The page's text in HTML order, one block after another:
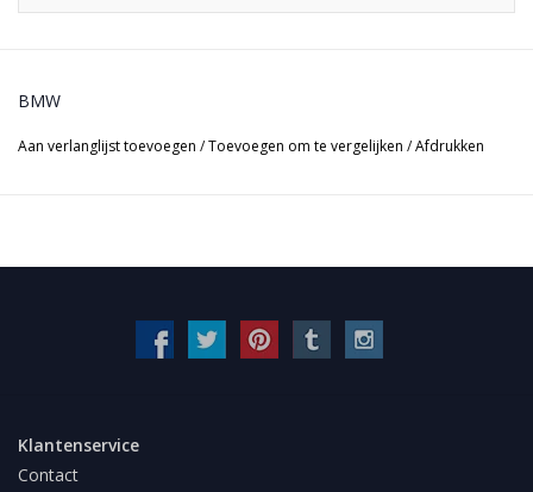
BMW
Aan verlanglijst toevoegen /Toevoegen om te vergelijken /Afdrukken
Klantenservice
Contact